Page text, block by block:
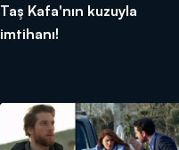
Taş Kafa'nın kuzuyla
imtihanı!